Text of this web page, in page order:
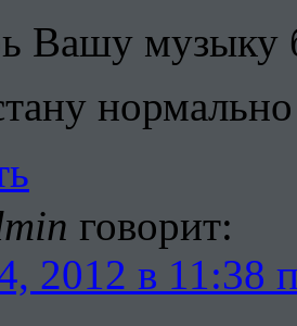
Вашу музыку
говорит:
2012 в 11:38